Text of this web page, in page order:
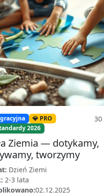
💎 PRO
2026
30
Ziemia — dotykamy,
tworzymy
Dzień Ziemi
2-3 lata
02.12.2025